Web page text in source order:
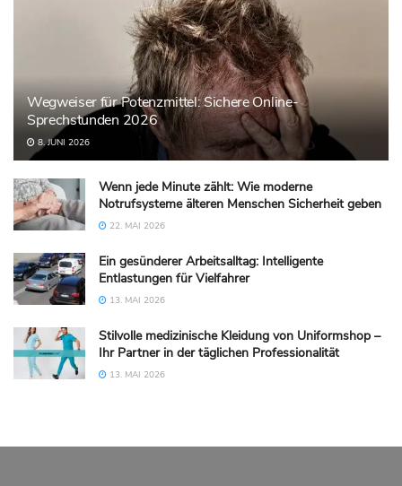
Wegweiser für Potenzmittel: Sichere Online-
Sprechstunden 2026
8. JUNI 2026
Wenn jede Minute zählt: Wie moderne
Notrufsysteme älteren Menschen Sicherheit geben
22. MAI 2026
Ein gesünderer Arbeitsalltag: Intelligente
Entlastungen für Vielfahrer
13. MAI 2026
Stilvolle medizinische Kleidung von Uniformshop –
Ihr Partner in der täglichen Professionalität
13. MAI 2026